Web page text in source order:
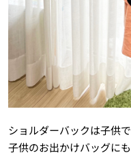
ショルダーバックは子供
子供のお出かけバッグに